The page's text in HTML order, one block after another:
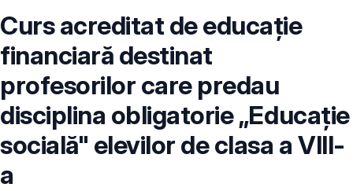
Curs acreditat de educație
financiară destinat
profesorilor care predau
disciplina obligatorie „Educație
socială" elevilor de clasa a VIII-
a